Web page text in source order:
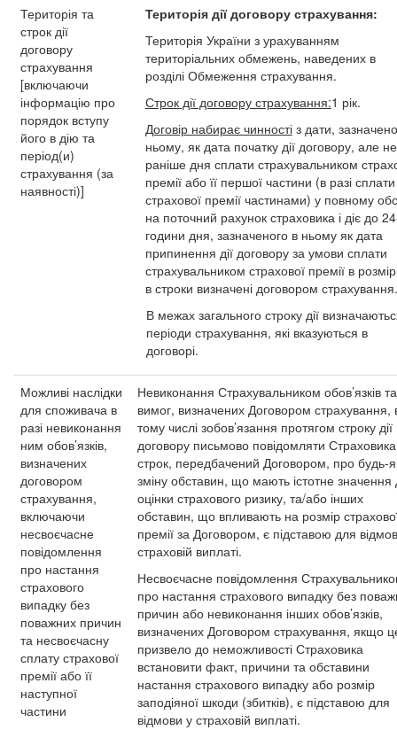
Територія та
строк дії
договору
страхування
[включаючи
інформацію про
порядок вступу
його в дію та
період(и)
страхування (за
наявності)]
Територія дії договору страхування:
Територія України з урахуванням
територіальних обмежень, наведених в
розділі Обмеження страхування.
Строк дії договору страхування:1 рік.
Договір набирає чинностіз дати,
ньому, як дата початку дії договору, але не
раніше дня сплати страхувальником
премії або її першої частини (в разі сплати
страхової премії частинами) у повному
на поточний рахунок страховика і діє до
години дня, зазначеного в ньому як дата
припинення дії договору за умови сплати
страхувальником страхової премії в
в строки визначені договором страхування.
В межах загального строку дії
періоди страхування, які вказуються в
договорі.
Можливі наслідки
для споживача в
разі невиконання
ним обов’язків,
визначених
договором
страхування,
включаючи
несвоєчасне
повідомлення
про настання
страхового
випадку без
поважних причин
та несвоєчасну
сплату страхової
премії або її
наступної
частини
Невиконання Страхувальником обов’язків та
вимог, визначених Договором страхування,
тому числі зобов’язання протягом строку дії
договору письмово повідомляти
строк, передбачений Договором, про будь-
зміну обставин, що мають істотне значення
оцінки страхового ризику, та/або інших
обставин, що впливають на розмір
премії за Договором, є підставою для
страховій виплаті.
Несвоєчасне повідомлення
про настання страхового випадку без
причин або невиконання інших обов’язків,
визначених Договором страхування, якщо
призвело до неможливості Страховика
встановити факт, причини та обставини
настання страхового випадку або розмір
заподіяної шкоди (збитків), є підставою для
відмови у страховій виплаті.